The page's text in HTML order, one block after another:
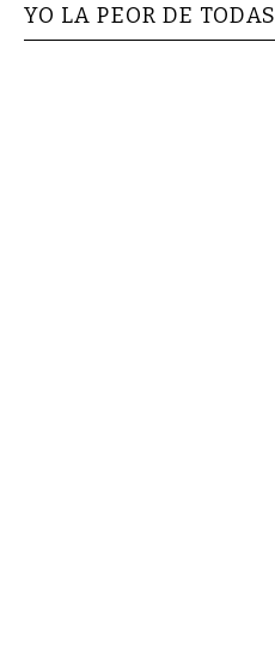
YO LA PEOR DE TODAS